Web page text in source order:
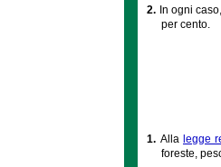
2. In ogni
per cento.
1. Alla legge
foreste,